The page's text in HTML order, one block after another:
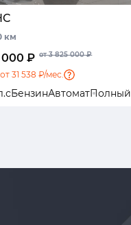
км
000 ₽ от 3 825 000 ₽
от 31 538 ₽/мес.
БензинАвтоматПолный